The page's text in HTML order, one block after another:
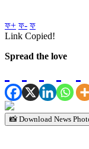
ফ+ ফ- ফ
Link Copied!
Spread the love
📸 Download News